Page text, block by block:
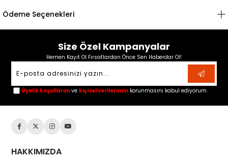
Ödeme Seçenekleri
Size Özel Kampanyalar
Hemen Kayıt Ol Fırsatlardan Önce Sen Haberdar Ol!
Üyelik koşullarını ve kişisel verilerimin korunmasını kabul ediyorum.
HAKKIMIZDA